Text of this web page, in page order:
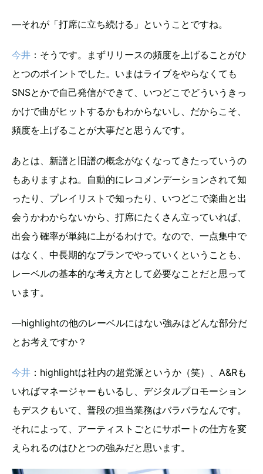
―それが「打席に立ち続ける」ということですね。
今井 ：そうです。まずリリースの頻度を上げることがひ
とつのポイントでした。いまはライブをやらなくても
SNSとかで自己発信ができて、いつどこでどういうきっ
かけで曲がヒットするかもわからないし、だからこそ、
頻度を上げることが大事だと思うんです。
あとは、新譜と旧譜の概念がなくなってきたっていうの
もありますよね。自動的にレコメンデーションされて知
ったり、プレイリストで知ったり、いつどこで楽曲と出
会うかわからないから、打席にたくさん立っていれば、
出会う確率が単純に上がるわけで。なので、一点集中で
はなく、中長期的なプランでやっていくということも、
レーベルの基本的な考え方として必要なことだと思って
います。
―highlightの他のレーベルにはない強みはどんな部分だ
とお考えですか？
今井 ：highlightは社内の超党派というか（笑）、A&Rも
いればマネージャーもいるし、デジタルプロモーション
もデスクもいて、普段の担当業務はバラバラなんです。
それによって、アーティストごとにサポートの仕方を変
えられるのはひとつの強みだと思います。